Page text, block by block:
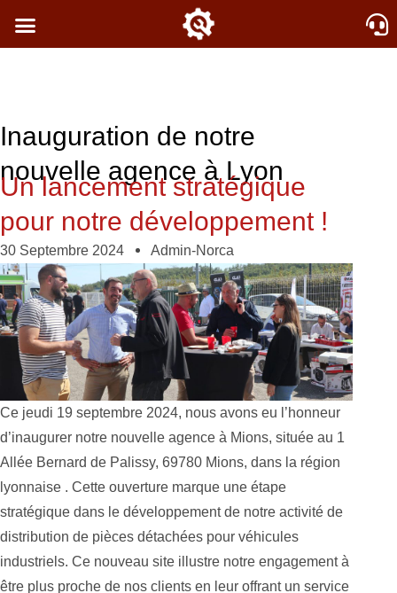
Inauguration de notre
nouvelle agence à Lyon
Un lancement stratégique
pour notre développement !​
30 Septembre 2024 Admin-Norca
Ce jeudi 19 septembre 2024, nous avons eu l’honneur
d’inaugurer notre nouvelle agence à Mions, située au 1
Allée Bernard de Palissy, 69780 Mions, dans la région
lyonnaise . Cette ouverture marque une étape
stratégique dans le développement de notre activité de
distribution de pièces détachées pour véhicules
industriels. Ce nouveau site illustre notre engagement à
être plus proche de nos clients en leur offrant un service